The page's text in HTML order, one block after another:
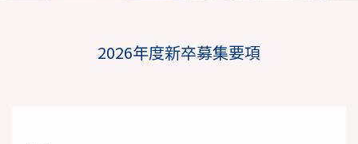
2026年度新卒募集要項